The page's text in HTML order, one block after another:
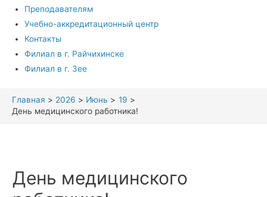
Преподавателям
Учебно-аккредитационный центр
Контакты
Филиал в г. Райчихинске
Филиал в г. Зее
Главная 2026 Июнь
19
День медицинского работника!
День медицинского